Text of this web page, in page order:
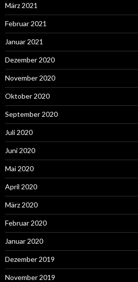
März 2021
Februar 2021
Januar 2021
Dezember 2020
November 2020
Oktober 2020
September 2020
Juli 2020
Juni 2020
Mai 2020
April 2020
März 2020
Februar 2020
Januar 2020
Dezember 2019
November 2019